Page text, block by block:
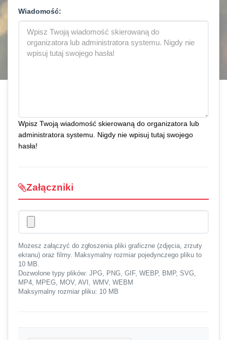
Wiadomość:
Wpisz Twoją wiadomość skierowaną do organizatora lub
administratora systemu. Nigdy nie wpisuj tutaj swojego
hasła!
Załączniki
Możesz załączyć do zgłoszenia pliki graficzne (zdjęcia, zrzuty
ekranu) oraz filmy. Maksymalny rozmiar pojedynczego pliku to
10 MB.
Dozwolone typy plików: JPG, PNG, GIF, WEBP, BMP, SVG,
MP4, MPEG, MOV, AVI, WMV, WEBM
Maksymalny rozmiar pliku: 10 MB